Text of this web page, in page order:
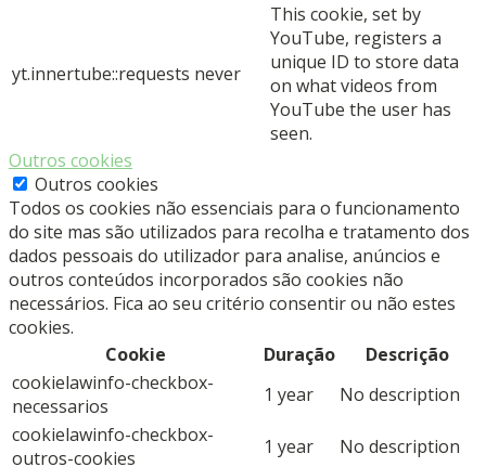
yt.innertube::requests never
This cookie, set by
YouTube, registers a
unique ID to store data
on what videos from
YouTube the user has
seen.
Outros cookies
Outros cookies
Todos os cookies não essenciais para o funcionamento
do site mas são utilizados para recolha e tratamento dos
dados pessoais do utilizador para analise, anúncios e
outros conteúdos incorporados são cookies não
necessários. Fica ao seu critério consentir ou não estes
cookies.
Cookie
Duração
Descrição
cookielawinfo-checkbox-
necessarios
1 year
No description
cookielawinfo-checkbox-
outros-cookies
1 year No description